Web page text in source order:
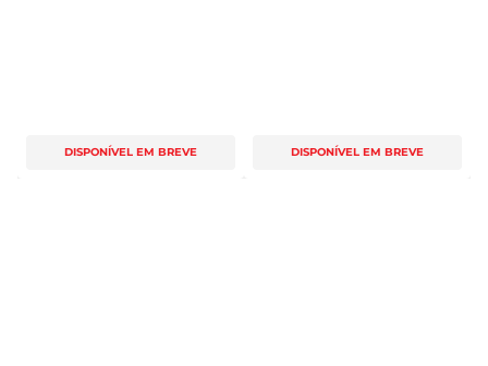
DISPONÍVEL EM BREVE DISPONÍVEL EM BREVE